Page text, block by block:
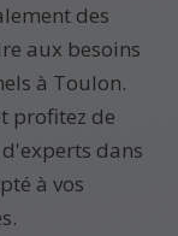
des
aux besoins
à Toulon.
profitez de
dans
à vos